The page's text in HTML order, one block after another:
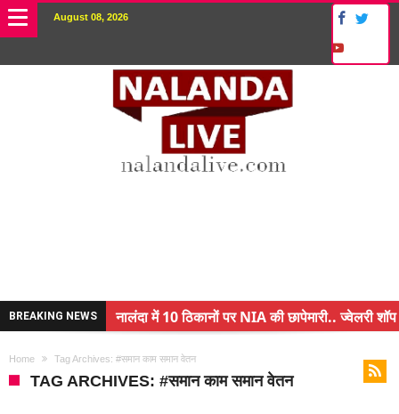
August 08, 2026
BREAKING NEWS
नालंदा में 10 ठिकानों पर NIA की छापेमारी.. ज्वेलरी शॉप
अंचल पदाधिकारी (CO) बर्खास्त.. फर्जीवाड़ा कर पाई थी
Home Tag Archives: #समान काम समान वेतन
TAG ARCHIVES: #समान काम समान वेतन